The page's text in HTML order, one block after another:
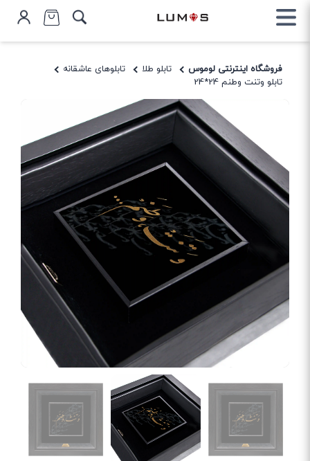
فروشگاه اینترنتی لوموس تابلو طلا
تابلوهای عاشقانه
تابلو وتنت وطنم 24*24